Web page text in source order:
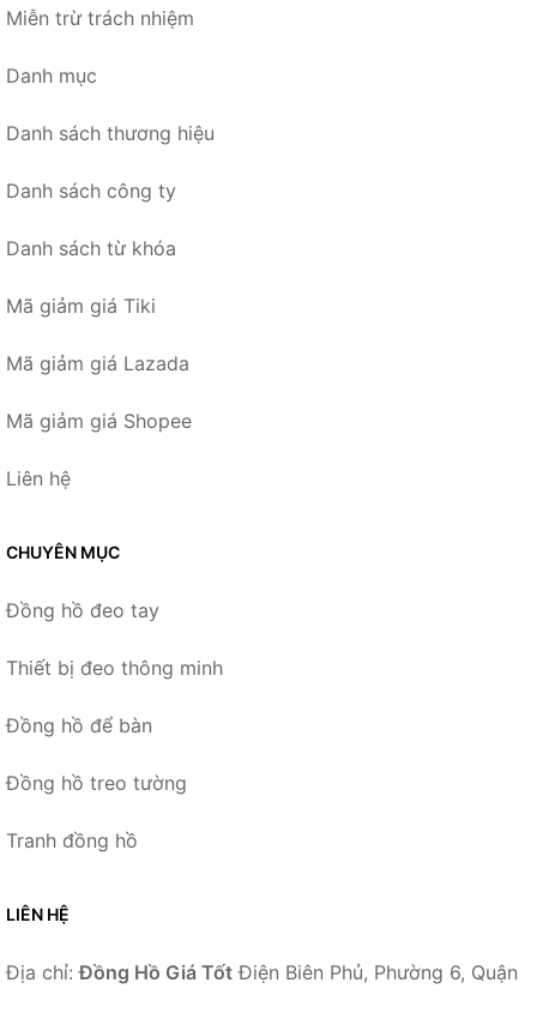
Miễn trừ trách nhiệm
Danh mục
Danh sách thương hiệu
Danh sách công ty
Danh sách từ khóa
Mã giảm giá Tiki
Mã giảm giá Lazada
Mã giảm giá Shopee
Liên hệ
CHUYÊN MỤC
Đồng hồ đeo tay
Thiết bị đeo thông minh
Đồng hồ để bàn
Đồng hồ treo tường
Tranh đồng hồ
LIÊN HỆ
Địa chỉ:Đồng Hồ Giá Tốt Điện Biên Phủ, Phường 6, Quận